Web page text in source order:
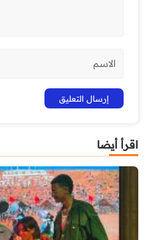
اقرأ أيضا